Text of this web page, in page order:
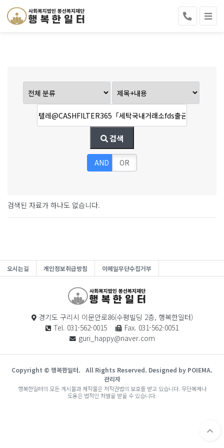
검색
AND OR
검색된 자료가 하나도 없습니다.
오시는길 개인정보취급방침 이메일무단수집거부
경기도 구리시 이문안로86(수평빌딩 2층, 행복한일터)
Tel. 031-562-0015
Fax. 031-562-0051
guri_happy@naver.com
Copyright © 행복한일터.
All Rights Reserved. Designed by POIEMA.
관리자
행복한일터의 모든 게시물과 제작물은 저작권법의 보호를 받고 있습니다. 무단복제나
도용은 법적인 처벌을 받을 수 있습니다.